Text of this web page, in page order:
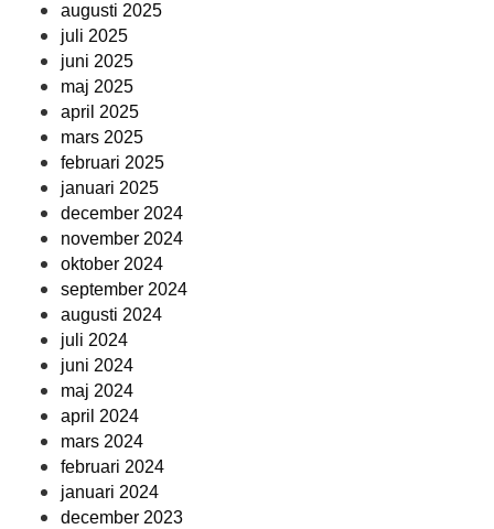
augusti 2025
juli 2025
juni 2025
maj 2025
april 2025
mars 2025
februari 2025
januari 2025
december 2024
november 2024
oktober 2024
september 2024
augusti 2024
juli 2024
juni 2024
maj 2024
april 2024
mars 2024
februari 2024
januari 2024
december 2023